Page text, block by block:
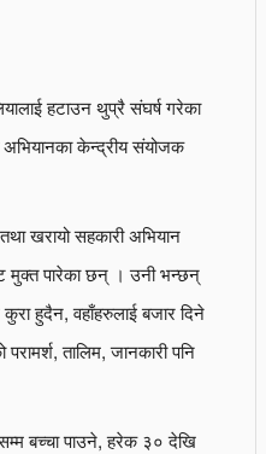
हटाउन थुप्रै संघर्ष गरेका
अभियानका केन्द्रीय संयोजक
खरायो सहकारी अभियान
मुक्त पारेका छन् । उनी भन्छन्
हुदैन, वहाँहरुलाई बजार दिने
तालिम, जानकारी पनि
बच्चा पाउने, हरेक ३० देखि